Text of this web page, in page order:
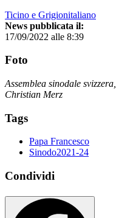
Ticino e Grigionitaliano
News pubblicata il:
17/09/2022 alle 8:39
Foto
Assemblea sinodale
Christian Merz
Tags
Papa Francesco
Sinodo2021-24
Condividi